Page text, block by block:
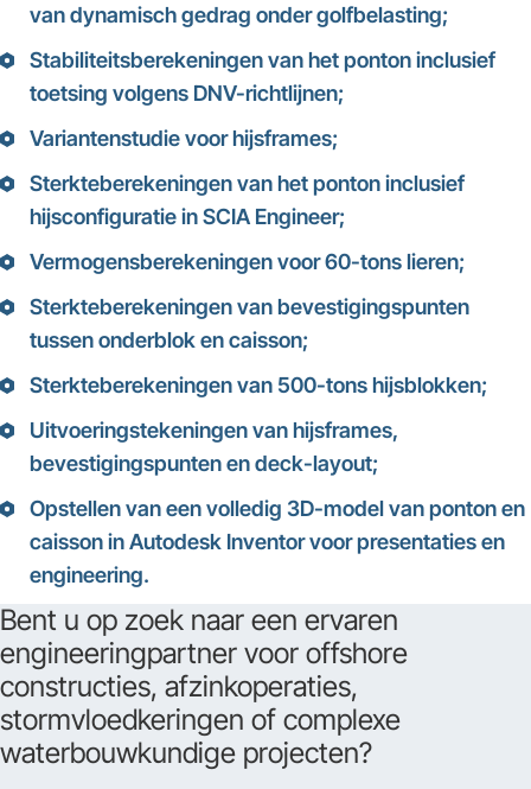
van dynamisch gedrag onder golfbelasting;
Stabiliteitsberekeningen van het ponton inclusief
toetsing volgens DNV-richtlijnen;
Variantenstudie voor hijsframes;
Sterkteberekeningen van het ponton inclusief
hijsconfiguratie in SCIA Engineer;
Vermogensberekeningen voor 60-tons lieren;
Sterkteberekeningen van bevestigingspunten
tussen onderblok en caisson;
Sterkteberekeningen van 500-tons hijsblokken;
Uitvoeringstekeningen van hijsframes,
bevestigingspunten en deck-layout;
Opstellen van een volledig 3D-model van ponton en
caisson in Autodesk Inventor voor presentaties en
engineering.
Bent u op zoek naar een ervaren
engineeringpartner voor offshore
constructies, afzinkoperaties,
stormvloedkeringen of complexe
waterbouwkundige projecten?